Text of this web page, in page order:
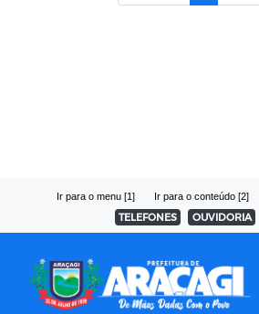
Ir para o menu [1] Ir para o conteúdo [2]
TELEFONES OUVIDORIA